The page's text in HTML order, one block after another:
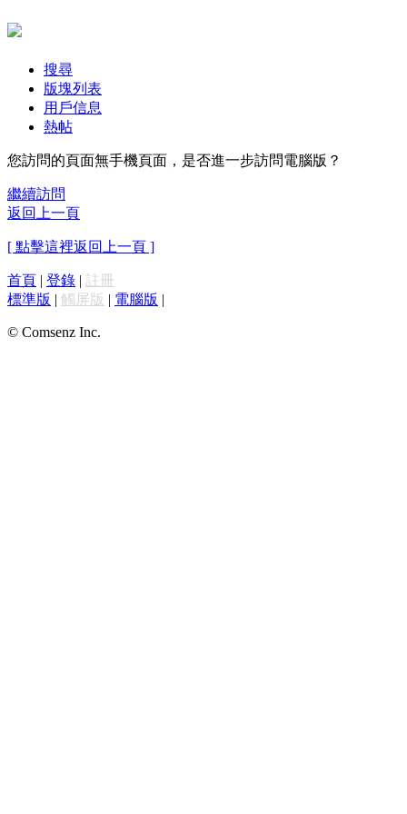
搜尋
版塊列表
用戶信息
熱帖
您訪問的頁面無手機頁面，是否進一步訪問電腦版？
繼續訪問
返回上一頁
[ 點擊這裡返回上一頁 ]
首頁 | 登錄 | 註冊
標準版 | 觸屏版 | 電腦版 |
© Comsenz Inc.